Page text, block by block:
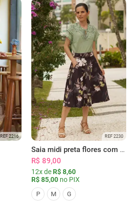
REF 2216 REF 2230
Saia midi preta flores com bolsos
R$ 89,00
12x de R$ 8,60
R$ 85,00 no PIX
P M G